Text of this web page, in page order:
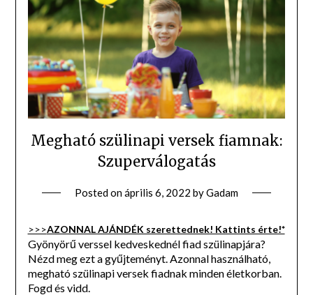
Megható szülinapi versek fiamnak:
Szuperválogatás
Posted onáprilis 6, 2022 byGadam
>>>AZONNAL AJÁNDÉK szerettednek! Kattints érte!*
Gyönyörű verssel kedveskednél fiad szülinapjára?
Nézd meg ezt a gyűjteményt. Azonnal használható,
megható szülinapi versek fiadnak minden életkorban.
Fogd és vidd.